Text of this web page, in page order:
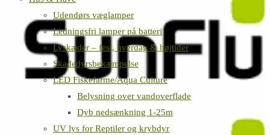
Udendørs væglamper
Ledningsfri lamper på batteri
Lyskæder – fest, hverdag & højtider
Skadedyrsbekæmpelse
LED Fiskefarme/Aqua Culture
Belysning over vandoverflade
Dyb nedsænkning 1-25m
UV lys for Reptiler og krybdyr